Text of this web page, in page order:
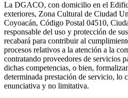
La DGACO, con domicilio en el
exteriores, Zona Cultural de Ciudad
Coyoacán, Código Postal 04510,
responsable del uso y protección de
recabará para contribuir al
procesos relativos a la atención a la
contratando proveedores de servicios
dichas competencias, o bien,
determinada prestación de servicio, lo
enunciativa y no limitativa.